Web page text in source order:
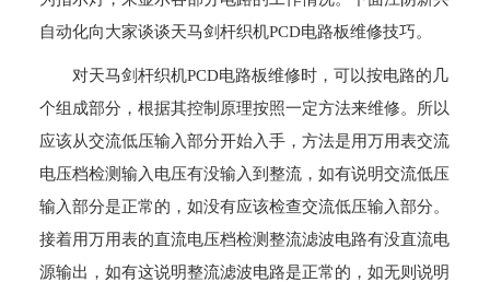
自动化向大家谈谈天马剑杆织机PCD电路板维修技巧。
对天马剑杆织机PCD电路板维修时，可以按电路的几
个组成部分，根据其控制原理按照一定方法来维修。所以
应该从交流低压输入部分开始入手，方法是用万用表交流
电压档检测输入电压有没输入到整流，如有说明交流低压
输入部分是正常的，如没有应该检查交流低压输入部分。
接着用万用表的直流电压档检测整流滤波电路有没直流电
源输出，如有这说明整流滤波电路是正常的，如无则说明